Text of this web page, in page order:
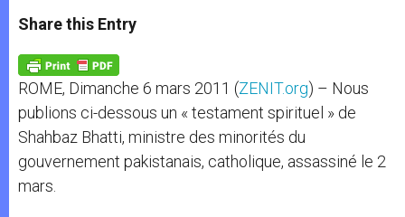
t
s
p
p
s
e
g
e
r
e
b
o
k
Share this Entry
ROME, Dimanche 6 mars 2011 (ZENIT.org) – Nous
publions ci-dessous un « testament spirituel » de
Shahbaz Bhatti, ministre des minorités du
gouvernement pakistanais, catholique, assassiné le 2
mars.